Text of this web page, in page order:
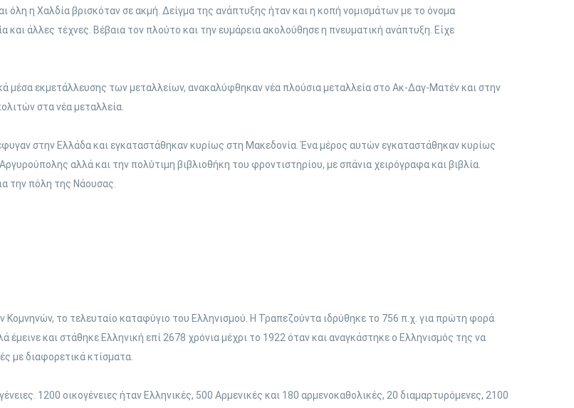
όλη η Χαλδία βρισκόταν σε ακμή. Δείγμα της ανάπτυξης ήταν και η κοπή νομισμάτων με το όνομα
και άλλες τέχνες. Βέβαια τον πλούτο και την ευμάρεια ακολούθησε η πνευματική ανάπτυξη. Είχε
μέσα εκμετάλλευσης των μεταλλείων, ανακαλύφθηκαν νέα πλούσια μεταλλεία στο Ακ-Δαγ-Ματέν και στην
στα νέα μεταλλεία.
στην Ελλάδα και εγκαταστάθηκαν κυρίως στη Μακεδονία. Ένα μέρος αυτών εγκαταστάθηκαν κυρίως
αλλά και την πολύτιμη βιβλιοθήκη του φροντιστηρίου, με σπάνια χειρόγραφα και βιβλία.
την πόλη της Νάουσας.
το τελευταίο καταφύγιο του Ελληνισμού. Η Τραπεζούντα ιδρύθηκε το 756 π.χ. για πρώτη φορά
και στάθηκε Ελληνική επί 2678 χρόνια μέχρι το 1922 όταν και αναγκάστηκε ο Ελληνισμός της να
με διαφορετικά κτίσματα.
1200 οικογένειες ήταν Ελληνικές, 500 Αρμενικές και 180 αρμενοκαθολικές, 20 διαμαρτυρόμενες, 2100